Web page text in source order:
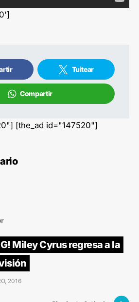
Tuitear
Compartir
[the_ad id="147520"]
Miley Cyrus regresa a la
2016